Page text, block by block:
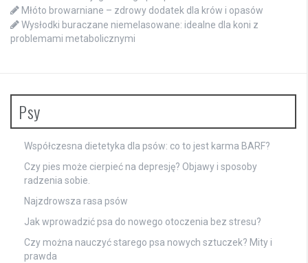
Młóto browarniane – zdrowy dodatek dla krów i opasów
Wysłodki buraczane niemelasowane: idealne dla koni z
problemami metabolicznymi
Psy
Współczesna dietetyka dla psów: co to jest karma BARF?
Czy pies może cierpieć na depresję? Objawy i sposoby
radzenia sobie.
Najzdrowsza rasa psów
Jak wprowadzić psa do nowego otoczenia bez stresu?
Czy można nauczyć starego psa nowych sztuczek? Mity i
prawda